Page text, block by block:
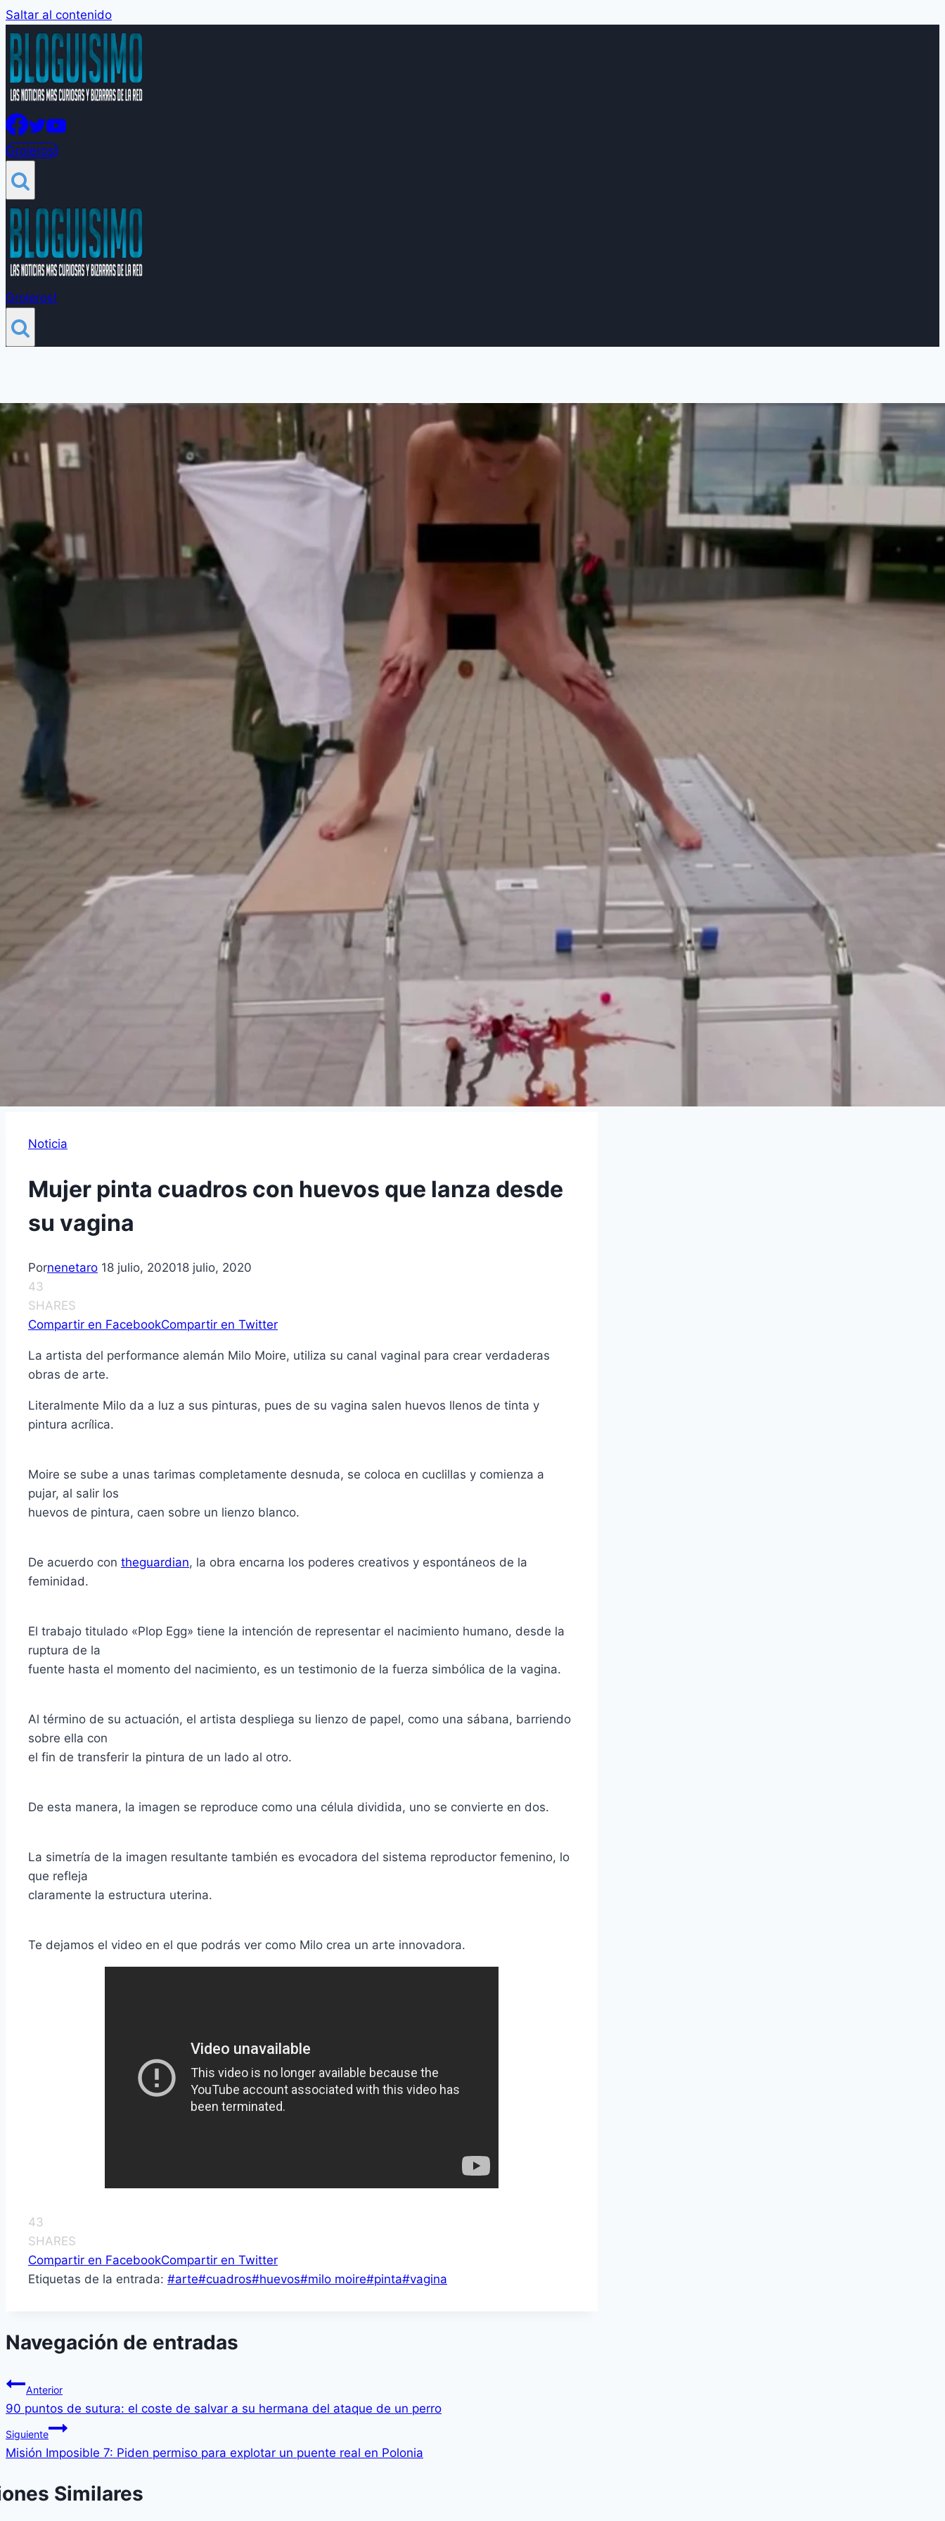
Saltar al contenido
Groleros!
Groleros!
Noticia
Mujer pinta cuadros con huevos que lanza desde
su vagina
Pornenetaro 18 julio, 202018 julio, 2020
43
SHARES
Compartir en FacebookCompartir en Twitter
La artista del performance alemán Milo Moire, utiliza su canal vaginal para crear verdaderas
obras de arte.
Literalmente Milo da a luz a sus pinturas, pues de su vagina salen huevos llenos de tinta y
pintura acrílica.
Moire se sube a unas tarimas completamente desnuda, se coloca en cuclillas y comienza a
pujar, al salir los
huevos de pintura, caen sobre un lienzo blanco.
De acuerdo con theguardian, la obra encarna los poderes creativos y espontáneos de la
feminidad.
El trabajo titulado «Plop Egg» tiene la intención de representar el nacimiento humano, desde la
ruptura de la
fuente hasta el momento del nacimiento, es un testimonio de la fuerza simbólica de la vagina.
Al término de su actuación, el artista despliega su lienzo de papel, como una sábana, barriendo
sobre ella con
el fin de transferir la pintura de un lado al otro.
De esta manera, la imagen se reproduce como una célula dividida, uno se convierte en dos.
La simetría de la imagen resultante también es evocadora del sistema reproductor femenino, lo
que refleja
claramente la estructura uterina.
Te dejamos el video en el que podrás ver como Milo crea un arte innovadora.
43
SHARES
Compartir en FacebookCompartir en Twitter
Etiquetas de la entrada: #arte#cuadros#huevos#milo moire#pinta#vagina
Navegación de entradas
Anterior
90 puntos de sutura: el coste de salvar a su hermana del ataque de un perro
Siguiente
Misión Imposible 7: Piden permiso para explotar un puente real en Polonia
Similares